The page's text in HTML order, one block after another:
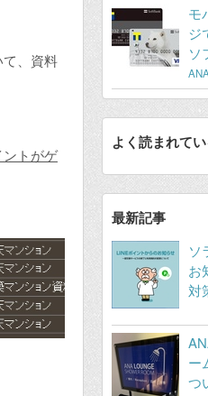
、資料
トがゲ
モ
ジ
ソ
よく読まれて
最新記事
ソ
お
対
ー
つ